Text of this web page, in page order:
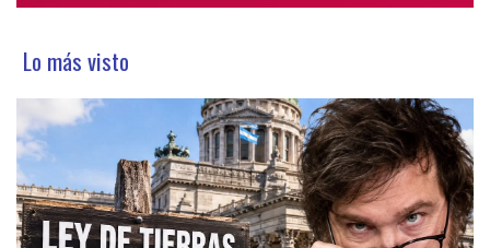
Lo más visto